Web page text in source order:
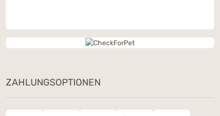
ZAHLUNGSOPTIONEN